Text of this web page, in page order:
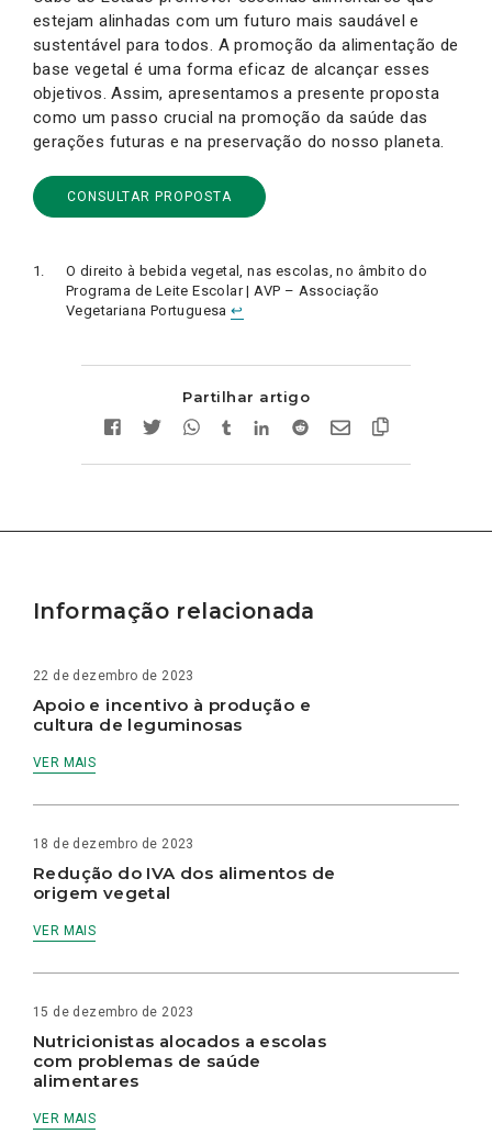
estejam alinhadas com um futuro mais saudável e
sustentável para todos. A promoção da alimentação de
base vegetal é uma forma eficaz de alcançar esses
objetivos. Assim, apresentamos a presente proposta
como um passo crucial na promoção da saúde das
gerações futuras e na preservação do nosso planeta.
CONSULTAR PROPOSTA
O direito à bebida vegetal, nas escolas, no âmbito do
Programa de Leite Escolar | AVP – Associação
Vegetariana Portuguesa↩︎
Partilhar artigo
Informação relacionada
22 de dezembro de 2023
Apoio e incentivo à produção e
cultura de leguminosas
VER MAIS
18 de dezembro de 2023
Redução do IVA dos alimentos de
origem vegetal
VER MAIS
15 de dezembro de 2023
Nutricionistas alocados a escolas
com problemas de saúde
alimentares
VER MAIS